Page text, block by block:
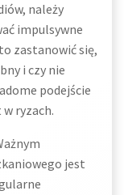
należy
impulsywne
zastanowić się,
i czy nie
podejście
ryzach.
jest